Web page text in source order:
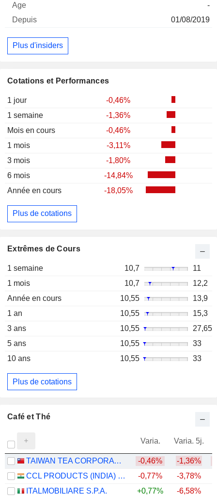
Cotations et Performances
1 jour
-0,46%
1 semaine
-1,36%
Mois en cours
-0,46%
1 mois
-3,11%
3 mois
-1,80%
6 mois
-14,84%
Année en cours
-18,05%
Plus de cotations
Extrêmes de Cours
1 semaine 10,7
11
1 mois
10,7
12,2
Année en cours
10,55
13,9
1 an
10,55
15,3
3 ans
10,55
27,65
5 ans
10,55
33
10 ans
10,55 33
Plus de cotations
-
01/08/2019
Plus d'insiders
Café et Thé
Varia. Varia. 5j.
TAIWAN TEA CORPORATION -0,46% -1,36%
CCL PRODUCTS (INDIA) LIMITED
-0,77% -3,78%
ITALMOBILIARE S.P.A.
+0,77% -6,58%